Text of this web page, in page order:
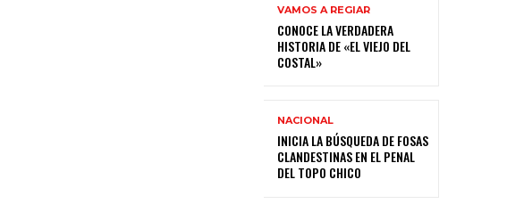
VAMOS A REGIAR
CONOCE LA VERDADERA
HISTORIA DE «EL VIEJO DEL
COSTAL»
NACIONAL
INICIA LA BÚSQUEDA DE FOSAS
CLANDESTINAS EN EL PENAL
DEL TOPO CHICO